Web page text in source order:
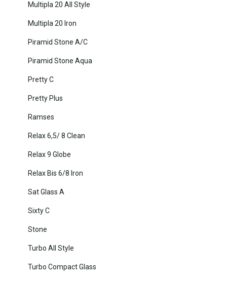
Multipla 20 All Style
Multipla 20 Iron
Piramid Stone A/C
Piramid Stone Aqua
Pretty C
Pretty Plus
Ramses
Relax 6,5/ 8 Clean
Relax 9 Globe
Relax Bis 6/8 Iron
Sat Glass A
Sixty C
Stone
Turbo All Style
Turbo Compact Glass